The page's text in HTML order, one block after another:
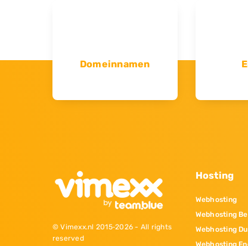
Domeinnamen
© Vimexx.nl 2015‐2026 - All rights
reserved
Hosting
Webhosting
Webhosting
Webhosting
Webhosting